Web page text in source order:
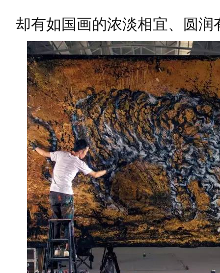
却有如国画的浓淡相宜、圆润